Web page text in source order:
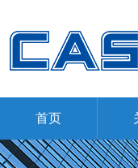
首页